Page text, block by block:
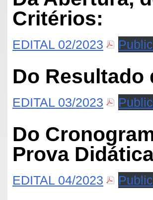
Critérios:
EDITAL 02/2023
Do Resultado
EDITAL 03/2023
Do
Prova
EDITAL 04/2023